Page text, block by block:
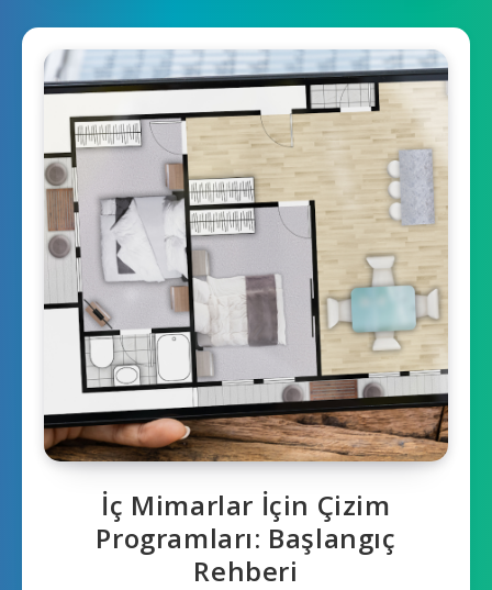
İç Mimarlar İçin Çizim
Programları: Başlangıç
Rehberi